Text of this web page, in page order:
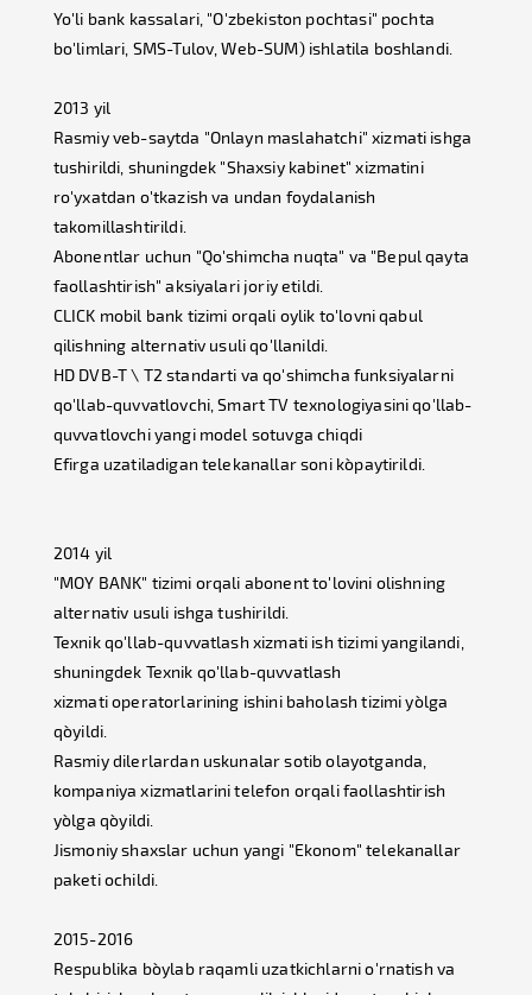
Yo'li bank kassalari, "O'zbekiston pochtasi" pochta
bo'limlari, SMS-Tulov, Web-SUM) ishlatila boshlandi.
2013 yil
Rasmiy veb-saytda "Onlayn maslahatchi" xizmati ishga
tushirildi, shuningdek "Shaxsiy kabinet" xizmatini
ro'yxatdan o'tkazish va undan foydalanish
takomillashtirildi.
Abonentlar uchun "Qo'shimcha nuqta" va "Bepul qayta
faollashtirish" aksiyalari joriy etildi.
CLICK mobil bank tizimi orqali oylik to'lovni qabul
qilishning alternativ usuli qo'llanildi.
HD DVB-T \ T2 standarti va qo'shimcha funksiyalarni
qo'llab-quvvatlovchi, Smart TV texnologiyasini qo'llab-
quvvatlovchi yangi model sotuvga chiqdi
Efirga uzatiladigan telekanallar soni ko`paytirildi.
2014 yil
"MOY BANK" tizimi orqali abonent to'lovini olishning
alternativ usuli ishga tushirildi.
Texnik qo'llab-quvvatlash xizmati ish tizimi yangilandi,
shuningdek Texnik qo'llab-quvvatlash
xizmati operatorlarining ishini baholash tizimi yo`lga
qo`yildi.
Rasmiy dilerlardan uskunalar sotib olayotganda,
kompaniya xizmatlarini telefon orqali faollashtirish
yo`lga qo`yildi.
Jismoniy shaxslar uchun yangi "Ekonom" telekanallar
paketi ochildi.
2015-2016
Respublika bo`ylab raqamli uzatkichlarni o'rnatish va